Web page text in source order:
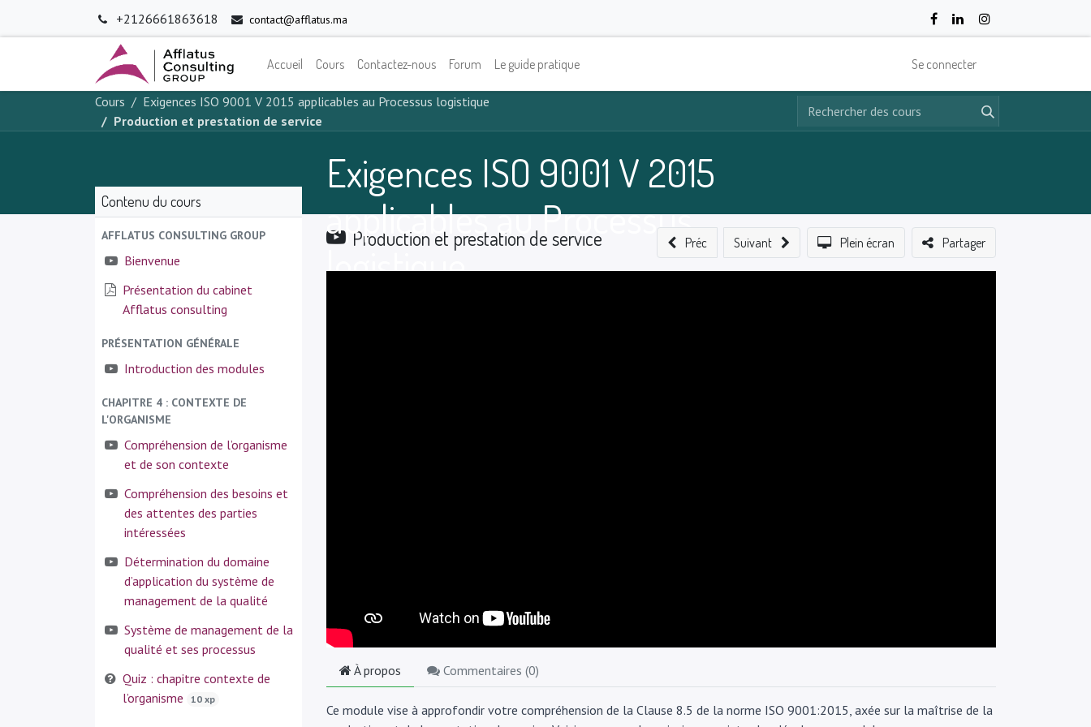
+2126661863618 contact@afflatus.ma
Accueil Cours Contactez-nous Forum Le guide pratique Se connecter
Cours
Exigences ISO 9001 V 2015 applicables au Processus logistique
Production et prestation de service
Exigences ISO 9001 V 2015
applicables au Processus
logistique
Contenu du cours
AFFLATUS CONSULTING GROUP
Bienvenue
Présentation du cabinet
Afflatus consulting
PRÉSENTATION GÉNÉRALE
Introduction des modules
CHAPITRE 4 : CONTEXTE DE
L'ORGANISME
Compréhension de l’organisme
et de son contexte
Compréhension des besoins et
des attentes des parties
intéressées
Détermination du domaine
d’application du système de
management de la qualité
Système de management de la
qualité et ses processus
Quiz : chapitre contexte de
l’organisme
10 xp
Production et prestation de service Préc Suivant Plein écran Partager
À propos Commentaires (0)
Ce module vise à approfondir votre compréhension de la Clause 8.5 de la norme ISO 9001:2015, axée sur la maîtrise de la